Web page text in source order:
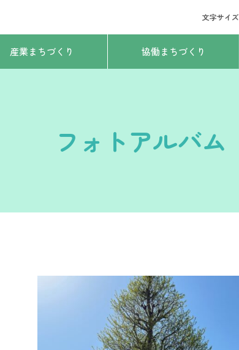
文字サイズ
産業まちづくり 協働まちづくり
フォトアルバム